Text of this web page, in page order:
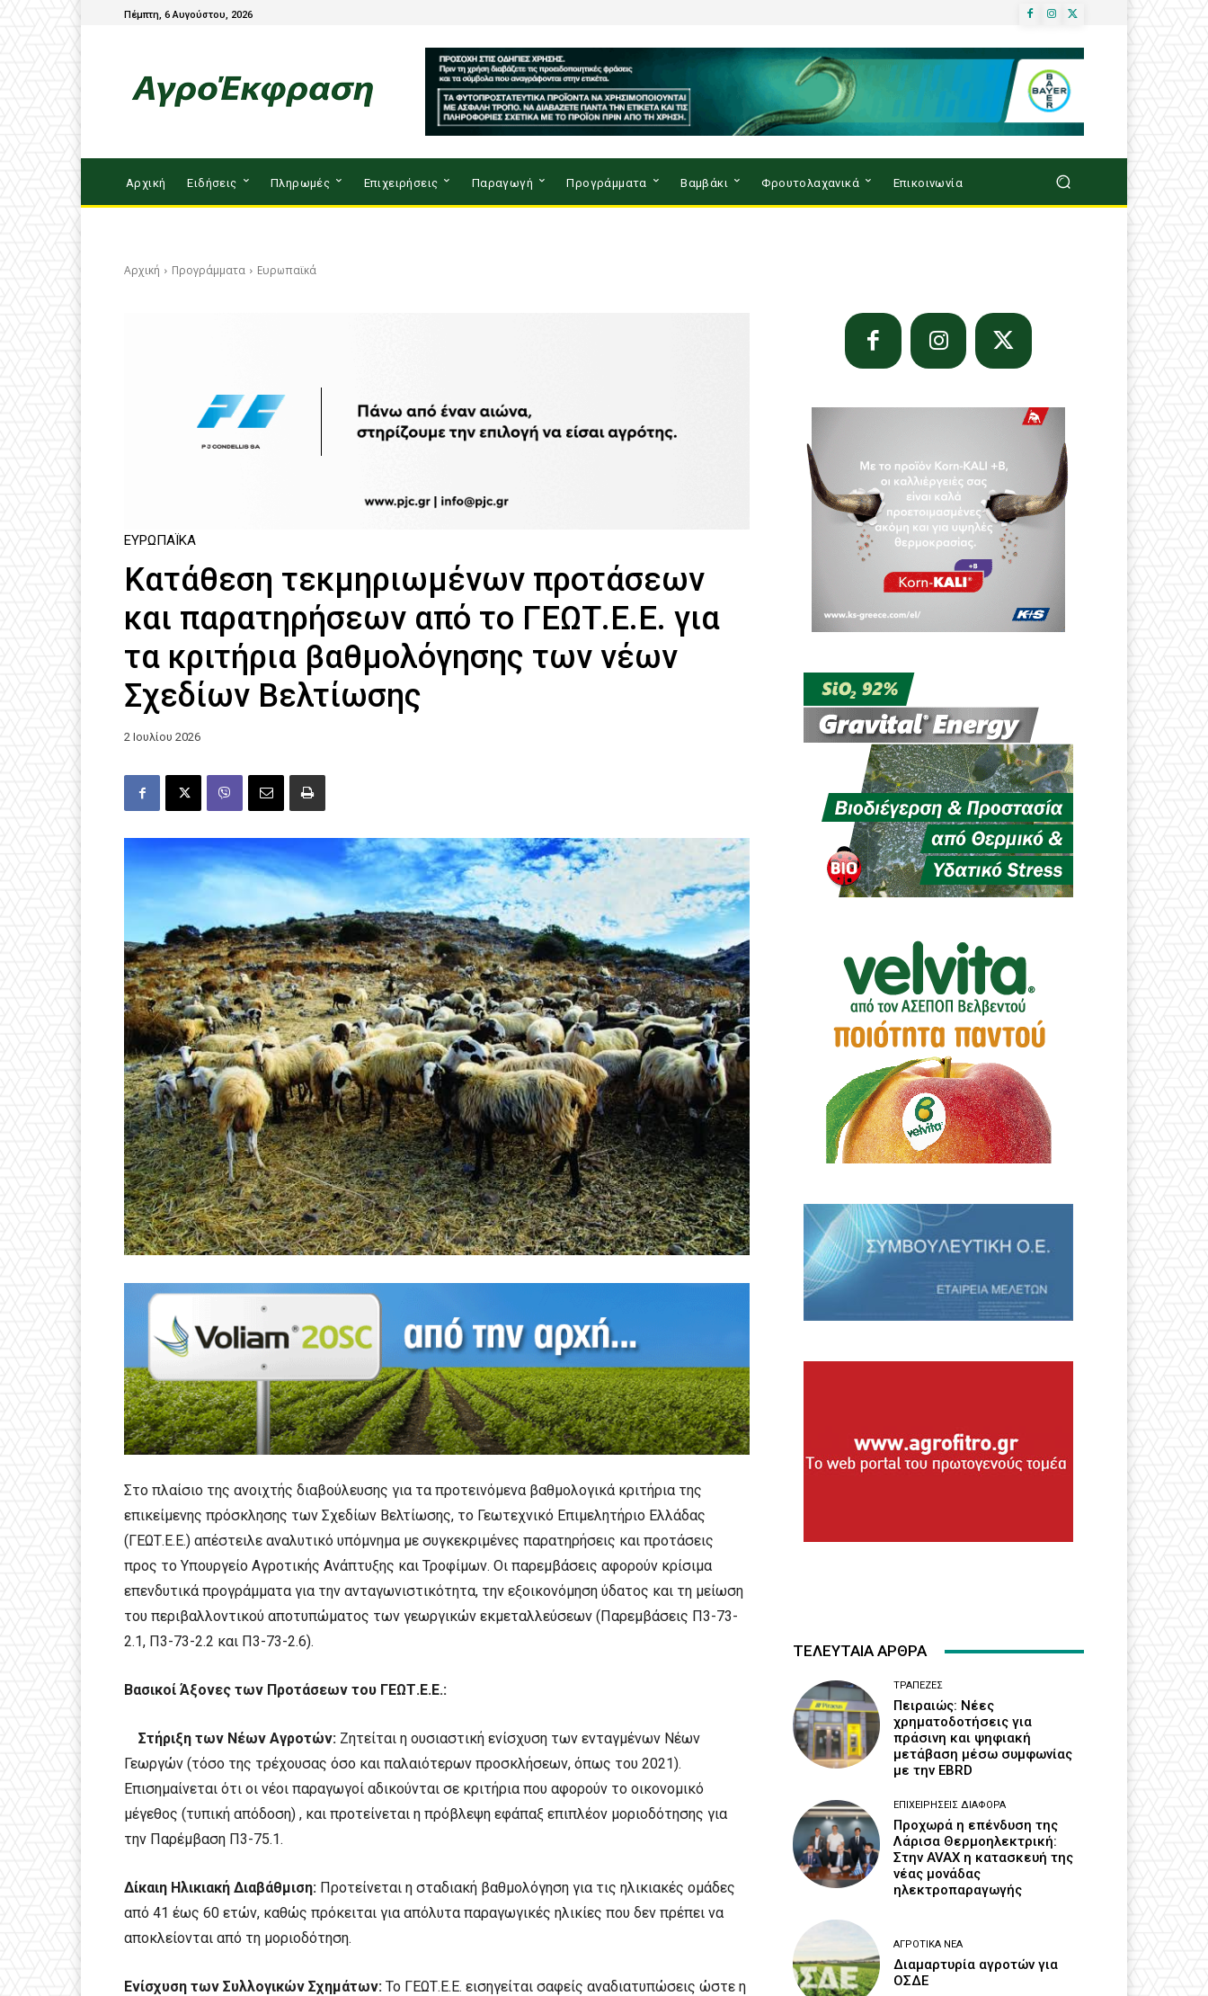
Πέμπτη, 6 Αυγούστου, 2026
Αρχική Ειδήσεις Πληρωμές Επιχειρήσεις Παραγωγή Προγράμματα Βαμβάκι Φρουτολαχανικά Επικοινωνία
Αρχική Προγράμματα Ευρωπαϊκά
ΕΥΡΩΠΑΪΚΆ
Κατάθεση τεκμηριωμένων προτάσεων
και παρατηρήσεων από το ΓΕΩΤ.Ε.Ε. για
τα κριτήρια βαθμολόγησης των νέων
Σχεδίων Βελτίωσης
2 Ιουλίου 2026
Στο πλαίσιο της ανοιχτής διαβούλευσης για τα προτεινόμενα βαθμολογικά κριτήρια της
επικείμενης πρόσκλησης των Σχεδίων Βελτίωσης, το Γεωτεχνικό Επιμελητήριο Ελλάδας
(ΓΕΩΤ.Ε.Ε.) απέστειλε αναλυτικό υπόμνημα με συγκεκριμένες παρατηρήσεις και προτάσεις
προς το Υπουργείο Αγροτικής Ανάπτυξης και Τροφίμων. Οι παρεμβάσεις αφορούν κρίσιμα
επενδυτικά προγράμματα για την ανταγωνιστικότητα, την εξοικονόμηση ύδατος και τη μείωση
του περιβαλλοντικού αποτυπώματος των γεωργικών εκμεταλλεύσεων (Παρεμβάσεις Π3-73-
2.1, Π3-73-2.2 και Π3-73-2.6).
Βασικοί Άξονες των Προτάσεων του ΓΕΩΤ.Ε.Ε.:
Στήριξη των Νέων Αγροτών: Ζητείται η ουσιαστική ενίσχυση των ενταγμένων Νέων
Γεωργών (τόσο της τρέχουσας όσο και παλαιότερων προσκλήσεων, όπως του 2021).
Επισημαίνεται ότι οι νέοι παραγωγοί αδικούνται σε κριτήρια που αφορούν το οικονομικό
μέγεθος (τυπική απόδοση) , και προτείνεται η πρόβλεψη εφάπαξ επιπλέον μοριοδότησης για
την Παρέμβαση Π3-75.1.
Δίκαιη Ηλικιακή Διαβάθμιση: Προτείνεται η σταδιακή βαθμολόγηση για τις ηλικιακές ομάδες
από 41 έως 60 ετών, καθώς πρόκειται για απόλυτα παραγωγικές ηλικίες που δεν πρέπει να
αποκλείονται από τη μοριοδότηση.
Ενίσχυση των Συλλογικών Σχημάτων: Το ΓΕΩΤ.Ε.Ε. εισηγείται σαφείς αναδιατυπώσεις ώστε η
ΤΕΛΕΥΤΑΙΑ ΑΡΘΡΑ
ΤΡΆΠΕΖΕΣ
Πειραιώς: Νέες
χρηματοδοτήσεις για
πράσινη και ψηφιακή
μετάβαση μέσω συμφωνίας
με την EBRD
ΕΠΙΧΕΙΡΉΣΕΙΣ ΔΙΆΦΟΡΑ
Προχωρά η επένδυση της
Λάρισα Θερμοηλεκτρική:
Στην AVAX η κατασκευή της
νέας μονάδας
ηλεκτροπαραγωγής
ΑΓΡΟΤΙΚΆ ΝΈΑ
Διαμαρτυρία αγροτών για
ΟΣΔΕ